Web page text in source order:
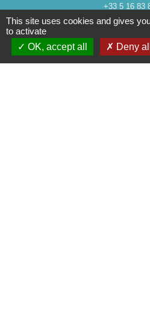
+33 5 16 83
This site uses cookies and gives
to activate
OK, accept all
Deny